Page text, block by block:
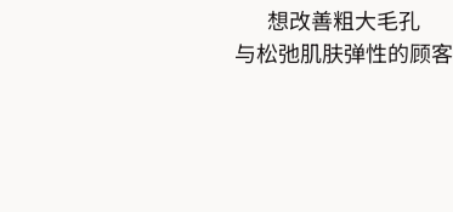
想改善粗大毛孔
与松弛肌肤弹性的顾客